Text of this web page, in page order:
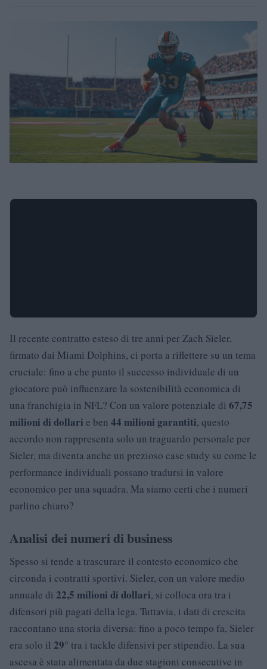
Il recente contratto esteso di tre anni per Zach Sieler,
firmato dai Miami Dolphins, ci porta a riflettere su un tema
cruciale: fino a che punto il successo individuale di un
giocatore può influenzare la sostenibilità economica di
una franchigia in NFL? Con un valore potenziale di 67,75
milioni di dollari e ben 44 milioni garantiti, questo
accordo non rappresenta solo un traguardo personale per
Sieler, ma diventa anche un prezioso case study su come le
performance individuali possano tradursi in valore
economico per una squadra. Ma siamo certi che i numeri
parlino chiaro?
Analisi dei numeri di business
Spesso si tende a trascurare il contesto economico che
circonda i contratti sportivi. Sieler, con un valore medio
annuale di 22,5 milioni di dollari, si colloca ora tra i
difensori più pagati della lega. Tuttavia, i dati di crescita
raccontano una storia diversa: fino a poco tempo fa, Sieler
era solo il 29° tra i tackle difensivi per stipendio. La sua
ascesa è stata alimentata da due stagioni consecutive in